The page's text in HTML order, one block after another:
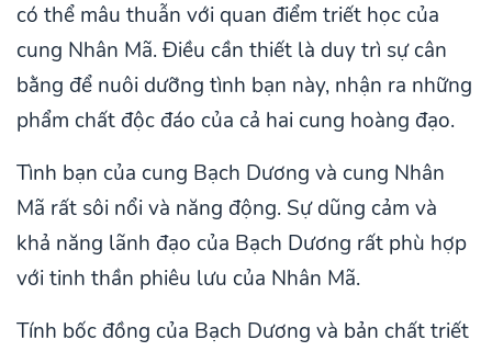
có thể mâu thuẫn với quan điểm triết học của
cung Nhân Mã. Điều cần thiết là duy trì sự cân
bằng để nuôi dưỡng tình bạn này, nhận ra những
phẩm chất độc đáo của cả hai cung hoàng đạo.
Tình bạn của cung Bạch Dương và cung Nhân
Mã rất sôi nổi và năng động. Sự dũng cảm và
khả năng lãnh đạo của Bạch Dương rất phù hợp
với tinh thần phiêu lưu của Nhân Mã.
Tính bốc đồng của Bạch Dương và bản chất triết